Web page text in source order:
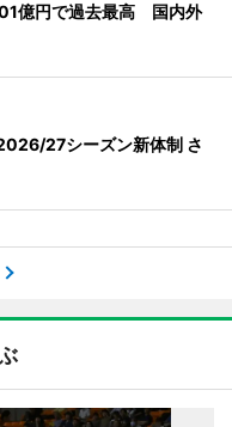
億円で過去最高 国内外
27シーズン新体制 さ